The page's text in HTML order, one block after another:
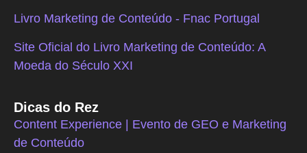
Livro Marketing de Conteúdo - Fnac Portugal
Site Oficial do Livro Marketing de Conteúdo: A
Moeda do Século XXI
Dicas do Rez
Content Experience | Evento de GEO e Marketing
de Conteúdo